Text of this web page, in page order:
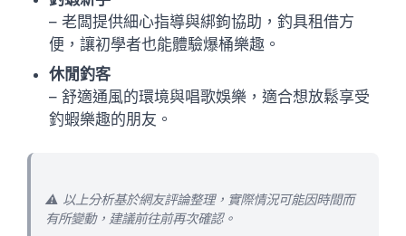
– 老闆提供細心指導與綁鉤協助，釣具租借方
便，讓初學者也能體驗爆桶樂趣。
休閒釣客
– 舒適通風的環境與唱歌娛樂，適合想放鬆享受
釣蝦樂趣的朋友。
⚠️ 以上分析基於網友評論整理，實際情況可能因時間而
有所變動，建議前往前再次確認。